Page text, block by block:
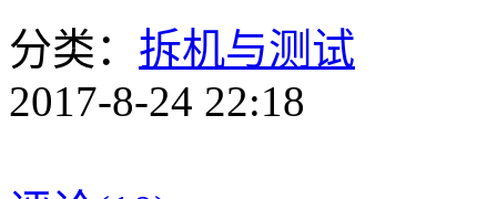
分类： 拆机与测试
2017-8-24 22:18